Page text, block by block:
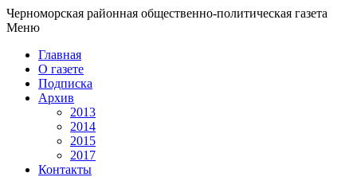
Черноморская районная общественно-политическая газета
Меню
Главная
О газете
Подписка
Архив
2013
2014
2015
2017
Контакты